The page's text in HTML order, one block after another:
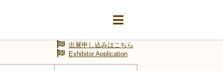
出展申し込みはこちら
Exhibitor Application